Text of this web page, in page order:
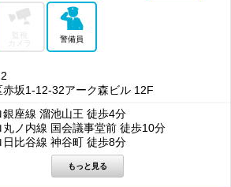
カメラ
警備員
赤坂1-12-32アーク森ビル 12F
銀座線 溜池山王 徒歩4分
丸ノ内線 国会議事堂前 徒歩10分
日比谷線 神谷町 徒歩8分